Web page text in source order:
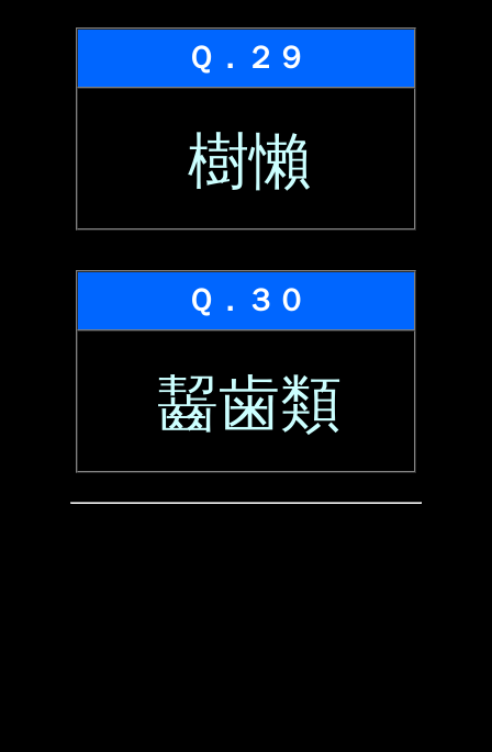
Ｑ．２９
樹懶
Ｑ．３０
齧歯類